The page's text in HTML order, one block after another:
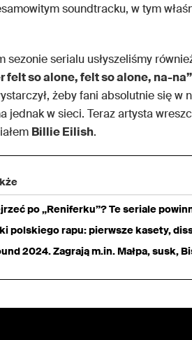
soundtracku, w tym
sezonie serialu usłyszeliśmy
felt so alone, felt so alone, na-na”
żeby fani absolutnie się w
jednak w sieci. Teraz artysta
Billie Eilish.
po „Reniferku”? Te seriale
polskiego rapu: pierwsze kasety,
2024. Zagrają m.in. Małpa, susk,